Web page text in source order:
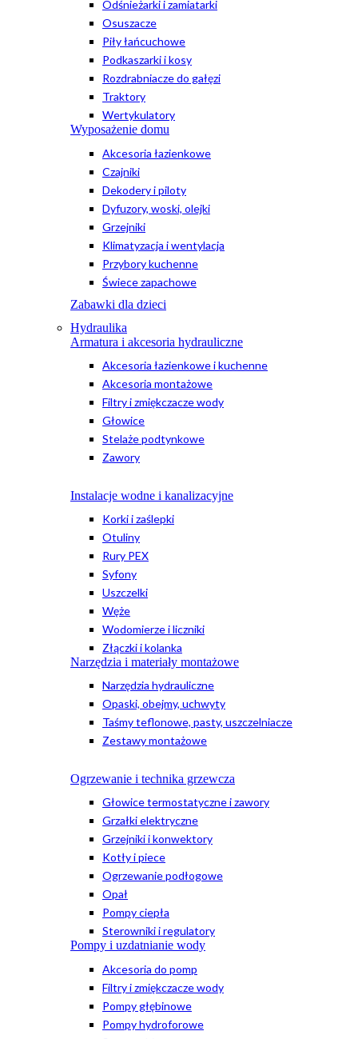
Odśnieżarki i zamiatarki
Osuszacze
Piły łańcuchowe
Podkaszarki i kosy
Rozdrabniacze do gałęzi
Traktory
Wertykulatory
Wyposażenie domu
Akcesoria łazienkowe
Czajniki
Dekodery i piloty
Dyfuzory, woski, olejki
Grzejniki
Klimatyzacja i wentylacja
Przybory kuchenne
Świece zapachowe
Zabawki dla dzieci
Hydraulika
Armatura i akcesoria hydrauliczne
Akcesoria łazienkowe i kuchenne
Akcesoria montażowe
Filtry i zmiękczacze wody
Głowice
Stelaże podtynkowe
Zawory
Instalacje wodne i kanalizacyjne
Korki i zaślepki
Otuliny
Rury PEX
Syfony
Uszczelki
Węże
Wodomierze i liczniki
Złączki i kolanka
Narzędzia i materiały montażowe
Narzędzia hydrauliczne
Opaski, obejmy, uchwyty
Taśmy teflonowe, pasty, uszczelniacze
Zestawy montażowe
Ogrzewanie i technika grzewcza
Głowice termostatyczne i zawory
Grzałki elektryczne
Grzejniki i konwektory
Kotły i piece
Ogrzewanie podłogowe
Opał
Pompy ciepła
Sterowniki i regulatory
Pompy i uzdatnianie wody
Akcesoria do pomp
Filtry i zmiękczacze wody
Pompy głębinowe
Pompy hydroforowe